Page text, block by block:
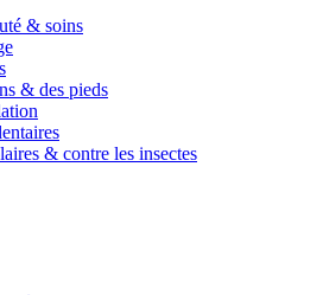
& soins
& des pieds
& contre les insectes